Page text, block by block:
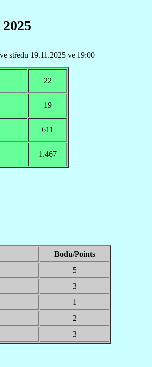
2025
ve středu 19.11.2025 ve 19:00
22
19
611
1.467
Bodů/Points
5
3
1
2
3